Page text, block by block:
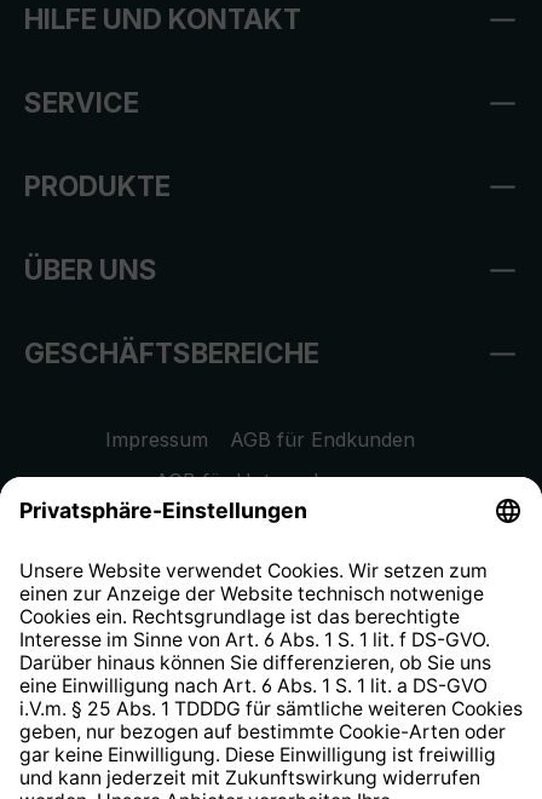
HILFE UND KONTAKT
SERVICE
PRODUKTE
ÜBER UNS
GESCHÄFTSBEREICHE
Impressum
AGB für Endkunden
AGB für Unternehmen
Datenschutzhinweis
Widerrufsrecht
Hinweisgeberschutzsystem
Barrierefreiheit